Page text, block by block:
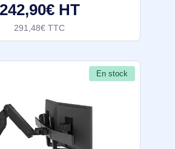
242,90€ HT
291,48€ TTC
En stock